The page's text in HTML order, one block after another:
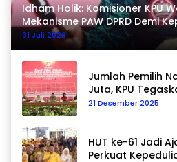
Idham Holik: Komisioner KPU
Mekanisme PAW DPRD Demi
31 Juli 2026
Jumlah Pemilih
Juta, KPU
Data
21 Desember 2025
HUT ke-61 Jadi
Perkuat